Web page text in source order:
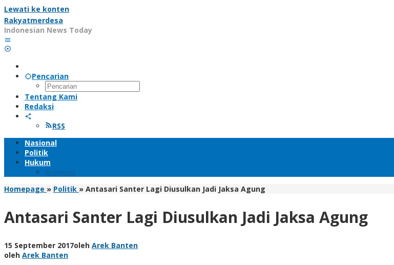
Lewati ke konten
Rakyatmerdesa
Indonesian News Today
Pencarian
Tentang Kami
Redaksi
RSS
Nasional
Politik
Hukum
Kriminal
Homepage » Politik » Antasari Santer Lagi Diusulkan Jadi Jaksa Agung
Antasari Santer Lagi Diusulkan Jadi Jaksa Agung
15 September 2017oleh Arek Banten
oleh Arek Banten